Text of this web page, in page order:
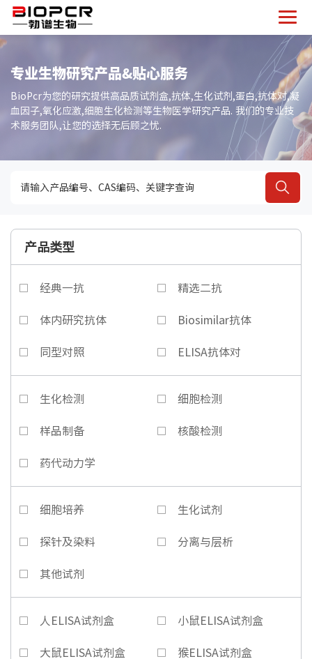
专业生物研究产品&贴心服务
BioPcr为您的研究提供高品质试剂盒,抗体,生化试剂,蛋白,抗体对,凝
血因子,氧化应激,细胞生化检测等生物医学研究产品. 我们的专业技
术服务团队,让您的选择无后顾之忧.
产品类型
经典一抗 精选二抗
体内研究抗体 Biosimilar抗体
同型对照 ELISA抗体对
生化检测 细胞检测
样品制备 核酸检测
药代动力学
细胞培养 生化试剂
探针及染料 分离与层析
其他试剂
人ELISA试剂盒 小鼠ELISA试剂盒
大鼠ELISA试剂盒 猴ELISA试剂盒